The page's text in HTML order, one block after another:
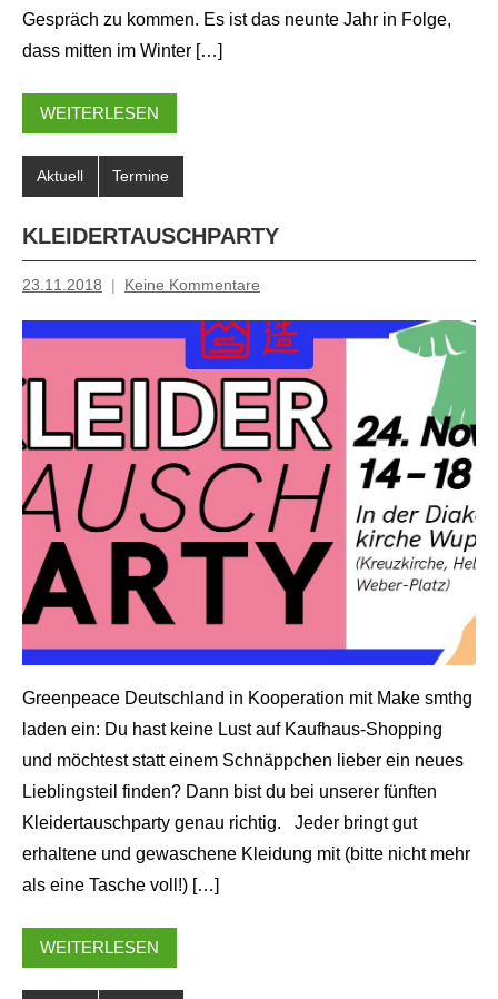
Gespräch zu kommen. Es ist das neunte Jahr in Folge,
dass mitten im Winter […]
WEITERLESEN
Aktuell Termine
KLEIDERTAUSCHPARTY
23.11.2018
Mosche
Keine Kommentare
Greenpeace Deutschland in Kooperation mit Make smthg
laden ein: Du hast keine Lust auf Kaufhaus-Shopping
und möchtest statt einem Schnäppchen lieber ein neues
Lieblingsteil finden? Dann bist du bei unserer fünften
Kleidertauschparty genau richtig. Jeder bringt gut
erhaltene und gewaschene Kleidung mit (bitte nicht mehr
als eine Tasche voll!) […]
WEITERLESEN